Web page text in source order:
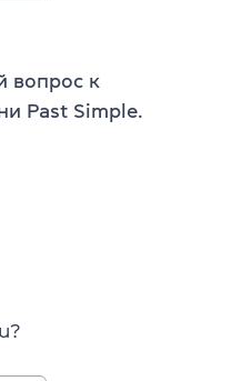
вопрос к
Past Simple.